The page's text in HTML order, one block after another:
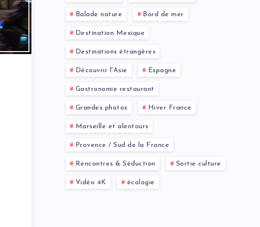
Balade nature Bord de mer
Destination Mexique
Destinations étrangères
Découvrir l'Asie Espagne
Gastronomie restaurant
Grandes photos Hiver France
Marseille et alentours
Provence / Sud de la France
Rencontres & Séduction Sortie culture
Vidéo 4K écologie